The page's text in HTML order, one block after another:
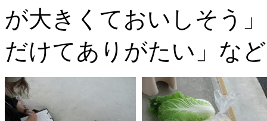
が大きくておいしそう
だけてありがたい」な